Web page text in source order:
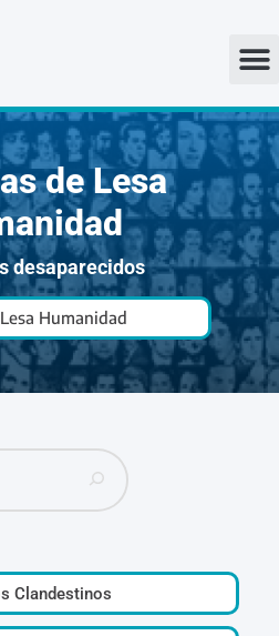
de Lesa
desaparecidos
Humanidad
Clandestinos